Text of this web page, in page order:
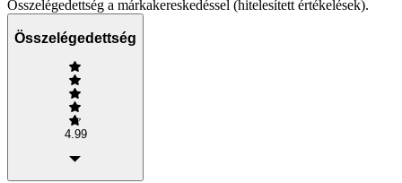
Összelégedettség a márkakereskedéssel (hitelesített értékelések).
Összelégedettség
4.99